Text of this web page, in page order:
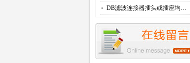
DB滤波连接器插头或插座均…